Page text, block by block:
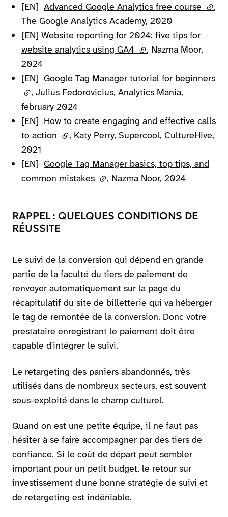
[EN] Advanced Google Analytics free course (lien
,
The Google Analytics Academy, 2020
[EN] Website reporting for 2024: five tips for
website analytics using GA4 (lien externe)
, Nazma Moor,
2024
[EN] Google Tag Manager tutorial for beginners
(lien externe)
, Julius Fedorovicius, Analytics Mania,
february 2024
[EN] How to create engaging and effective calls
to action (lien externe)
, Katy Perry, Supercool, CultureHive,
2021
[EN] Google Tag Manager basics, top tips, and
common mistakes (lien externe)
, Nazma Noor, 2024
RAPPEL : QUELQUES CONDITIONS DE
RÉUSSITE
Le suivi de la conversion qui dépend en grande
partie de la faculté du tiers de paiement de
renvoyer automatiquement sur la page du
récapitulatif du site de billetterie qui va héberger
le tag de remontée de la conversion. Donc votre
prestataire enregistrant le paiement doit être
capable d'intégrer le suivi.
Le retargeting des paniers abandonnés, très
utilisés dans de nombreux secteurs, est souvent
sous-exploité dans le champ culturel.
Quand on est une petite équipe, il ne faut pas
hésiter à se faire accompagner par des tiers de
confiance. Si le coût de départ peut sembler
important pour un petit budget, le retour sur
investissement d'une bonne stratégie de suivi et
de retargeting est indéniable.